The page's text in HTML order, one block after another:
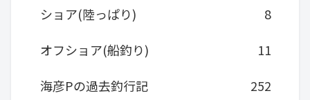
ショア(陸っぱり)
8
オフショア(船釣り)
11
海彦Pの過去釣行記
252